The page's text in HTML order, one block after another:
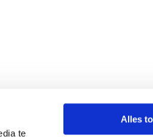
te
Alles